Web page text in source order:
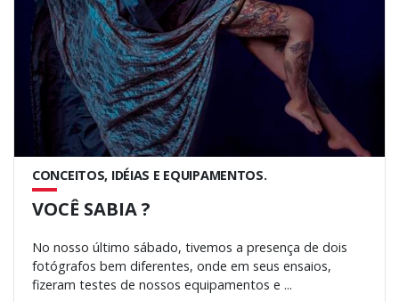
CONCEITOS, IDÉIAS E EQUIPAMENTOS.
VOCÊ SABIA ?
No nosso último sábado, tivemos a presença de dois
fotógrafos bem diferentes, onde em seus ensaios,
fizeram testes de nossos equipamentos e ...